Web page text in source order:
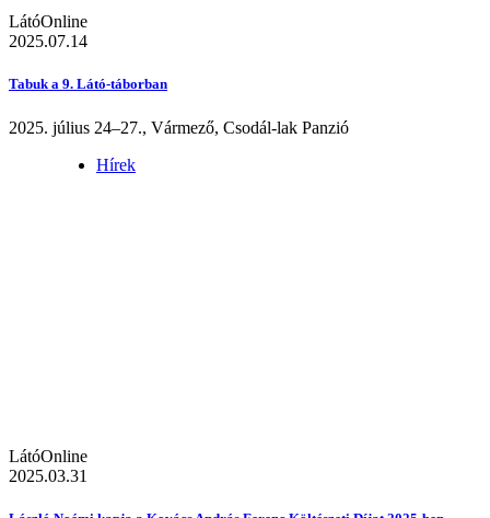
LátóOnline
2025.07.14
Tabuk a 9. Látó-táborban
2025. július 24–27., Vármező, Csodál-lak Panzió
Hírek
LátóOnline
2025.03.31